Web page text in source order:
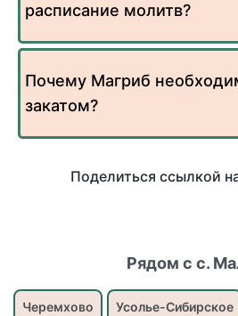
расписание молитв?
Почему Магриб
закатом?
Поделиться ссылкой
Рядом с с.
Черемхово Усолье-Сибирское